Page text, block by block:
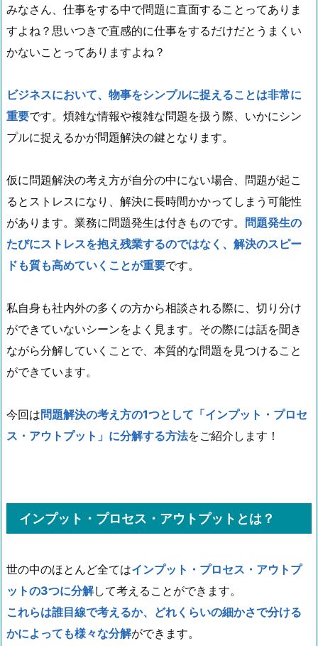
みなさん、仕事をする中で問題に直面することってありま
すよね？思いつきで直感的に仕事をするだけだとうまくい
かないことってありますよね？
ビジネスにおいて、物事をシンプルに捉えることは非常に
重要です。煩雑な情報や複雑な問題を扱う際、いかにシン
プルに捉えるかが問題解決の鍵となります。
仮に問題解決の考え方が自分の中にない場合、問題が起こ
るとストレスになり、解決に長時間かかってしまう可能性
があります。業務に問題発生は付きものです。 問題発生の
たびにストレスを抱え残業するのではなく、解決のスピー
ドも質も高めていくことが重要です。
私自身も社内外の多くの方から相談される際に、切り分け
ができていないシーンをよく見ます。その際には話を聞き
ながら分解していくことで、本質的な問題を見つけること
ができています。
今回は問題解決の考え方の1つとして「インプット・プロセ
ス・アウトプット」に分解する方法をご紹介します！
インプット・プロセス・アウトプットとは？
世の中のほとんど全てはインプット・プロセス・アウトプ
ットの3つに分解して考えることができます。
これらは誰目線で考えるか、どれくらいの細かさで分ける
かによっても様々な分解ができます。